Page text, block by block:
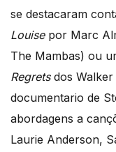
se destacaram
Louisepor Marc
The Mambas) ou
Regretsdos Walker
documentario de
abordagens a
Laurie Anderson,